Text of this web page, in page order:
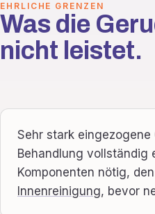
EHRLICHE GRENZEN
Was die
nicht leistet.
Sehr stark
Behandlung
Komponenten nötig,
Innenreinigung, bevor